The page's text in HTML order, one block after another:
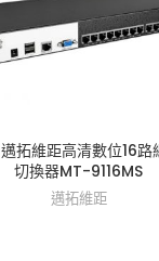
拓維距高清數位16路
切換器MT-9116MS
邁拓維距